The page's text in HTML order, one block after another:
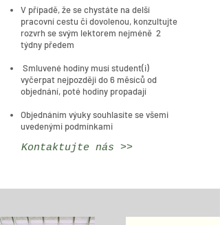
V případě, že se chystáte na delší
pracovní cestu či dovolenou, konzultujte
rozvrh se svým lektorem nejméně 2
týdny předem
Smluvené hodiny musí student(i)
vyčerpat nejpozději do 6 měsíců od
objednání, poté hodiny propadají
Objednáním výuky souhlasíte se všemi
uvedenými podmínkami
Kontaktujte nás >>